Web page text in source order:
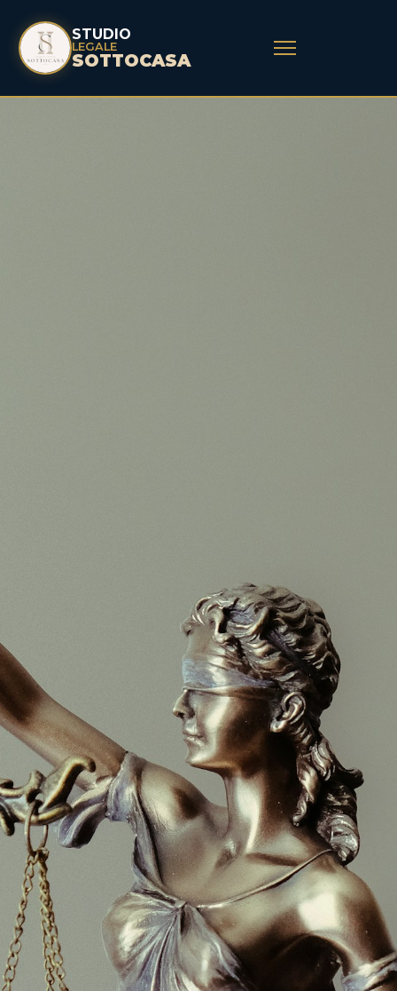
STUDIO
LEGALE
SOTTOCASA